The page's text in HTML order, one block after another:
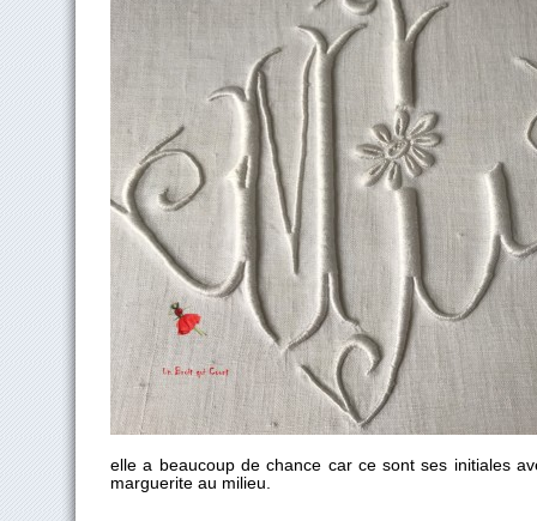
elle a beaucoup de chance car ce sont ses initiales
marguerite au milieu.